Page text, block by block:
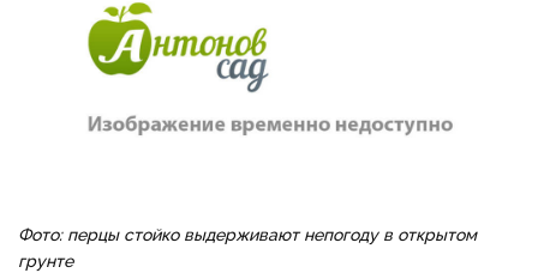
Фото: перцы стойко выдерживают непогоду в открытом
грунте